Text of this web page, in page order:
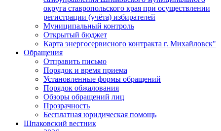
округа ставропольского края при осуществлении
регистрации (учёта) избирателей
Муниципальный контроль
Открытый бюджет
Карта энергосервисного контракта г. Михайловск"
Обращения
Отправить письмо
Порядок и время приема
Установленные формы обращений
Порядок обжалования
Обзоры обращений лиц
Прозрачность
Бесплатная юридическая помощь
Шпаковский вестник